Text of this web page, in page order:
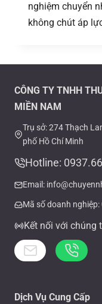
nghiệm chuyển
không chút áp
CÔNG TY TNHH
MIỀN NAM
Trụ sở: 274 Thạch
phố Hồ Chí Minh
Hotline:
Email:
Mã số doanh
Kết nối với chúng
Dịch Vụ Cung Cấp